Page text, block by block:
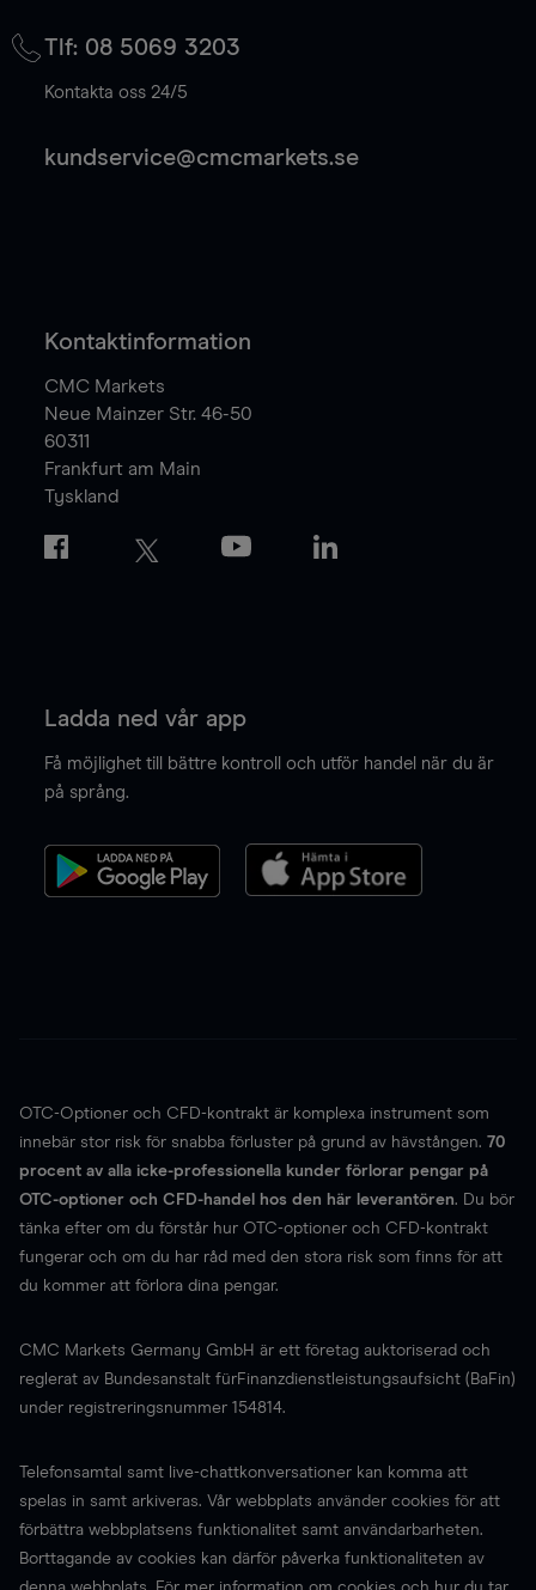
Tlf: 08 5069 3203
Kontakta oss 24/5
kundservice@cmcmarkets.se
Kontaktinformation
CMC Markets
Neue Mainzer Str. 46-50
60311
Frankfurt am Main
Tyskland
Ladda ned vår app
Få möjlighet till bättre kontroll och utför handel när du är
på språng.
OTC-Optioner och CFD-kontrakt är komplexa instrument som
innebär stor risk för snabba förluster på grund av hävstången. 70
procent av alla icke-professionella kunder förlorar pengar på
OTC-optioner och CFD-handel hos den här leverantören. Du bör
tänka efter om du förstår hur OTC-optioner och CFD-kontrakt
fungerar och om du har råd med den stora risk som finns för att
du kommer att förlora dina pengar.
CMC Markets Germany GmbH är ett företag auktoriserad och
reglerat av Bundesanstalt fürFinanzdienstleistungsaufsicht (BaFin)
under registreringsnummer 154814.
Telefonsamtal samt live-chattkonversationer kan komma att
spelas in samt arkiveras. Vår webbplats använder cookies för att
förbättra webbplatsens funktionalitet samt användarbarheten.
Borttagande av cookies kan därför påverka funktionaliteten av